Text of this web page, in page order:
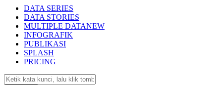
DATA SERIES
DATA STORIES
MULTIPLE DATANEW
INFOGRAFIK
PUBLIKASI
SPLASH
PRICING